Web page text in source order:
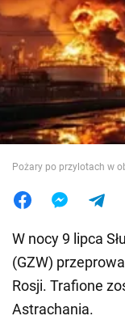
Wojna na
Świat
Jedzenie
Pożary po przylotach w
W nocy 9 lipca
(GZW)
Rosji. Trafione
Astrachania.